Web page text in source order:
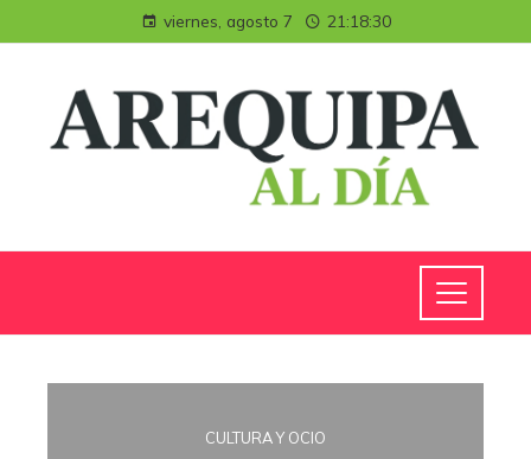
viernes, agosto 7 21:18:31
CULTURA Y OCIO